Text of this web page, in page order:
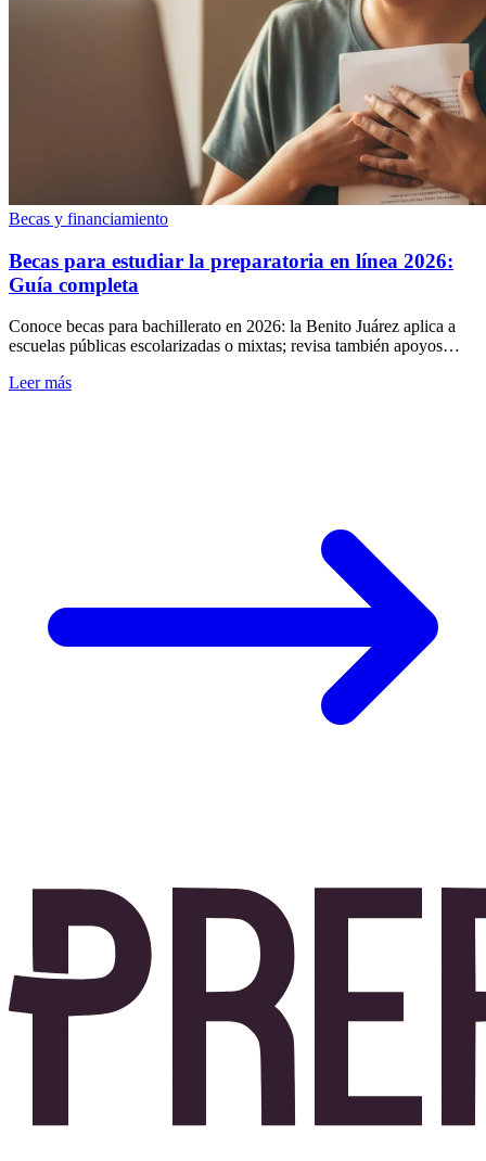
Becas y financiamiento
Becas para estudiar la preparatoria en línea 2026:
Guía completa
Conoce becas para bachillerato en 2026: la Benito Juárez aplica a
escuelas públicas escolarizadas o mixtas; revisa también apoyos
Leer más